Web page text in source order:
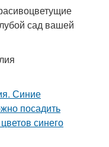
сад вашей